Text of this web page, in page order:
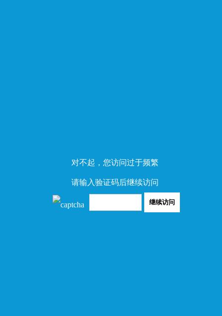
对不起，您访问过于频繁
请输入验证码后继续访问
继续访问